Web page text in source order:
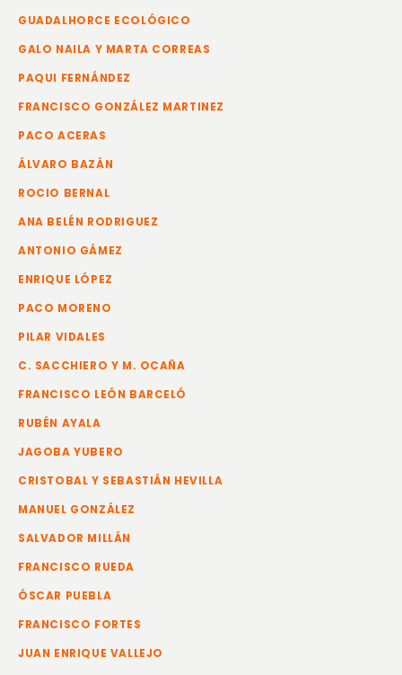
GUADALHORCE ECOLÓGICO
GALO NAILA Y MARTA CORREAS
PAQUI FERNÁNDEZ
FRANCISCO GONZÁLEZ MARTINEZ
PACO ACERAS
ÁLVARO BAZÁN
ROCIO BERNAL
ANA BELÉN RODRIGUEZ
ANTONIO GÁMEZ
ENRIQUE LÓPEZ
PACO MORENO
PILAR VIDALES
C. SACCHIERO Y M. OCAÑA
FRANCISCO LEÓN BARCELÓ
RUBÉN AYALA
JAGOBA YUBERO
CRISTOBAL Y SEBASTIÁN HEVILLA
MANUEL GONZÁLEZ
SALVADOR MILLÁN
FRANCISCO RUEDA
ÓSCAR PUEBLA
FRANCISCO FORTES
JUAN ENRIQUE VALLEJO